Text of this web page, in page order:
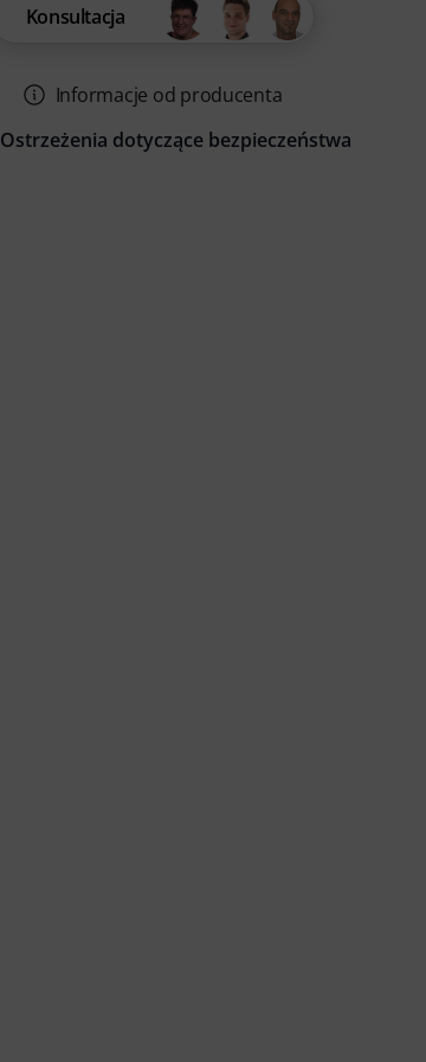
Konsultacja
Informacje od producenta
Ostrzeżenia dotyczące bezpieczeństwa